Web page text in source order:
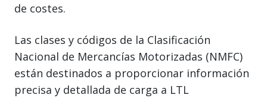
de costes.
Las clases y códigos de la Clasificación
Nacional de Mercancías Motorizadas (NMFC)
están destinados a proporcionar información
precisa y detallada de carga a LTL